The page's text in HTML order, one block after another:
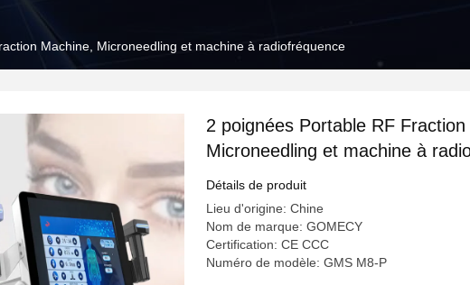
Machine, Microneedling et machine à radiofréquence
2 poignées Portable RF Fraction
Microneedling et machine à
Détails de produit
Lieu d'origine: Chine
Nom de marque: GOMECY
Certification: CE CCC
Numéro de modèle: GMS M8-P